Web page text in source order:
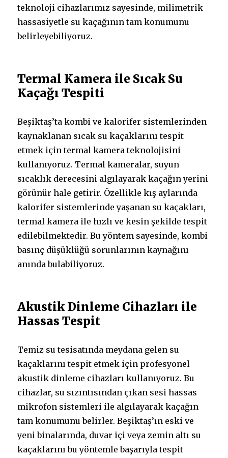
teknoloji cihazlarımız sayesinde, milimetrik
hassasiyetle su kaçağının tam konumunu
belirleyebiliyoruz.
Termal Kamera ile Sıcak Su
Kaçağı Tespiti
Beşiktaş’ta kombi ve kalorifer sistemlerinden
kaynaklanan sıcak su kaçaklarını tespit
etmek için termal kamera teknolojisini
kullanıyoruz. Termal kameralar, suyun
sıcaklık derecesini algılayarak kaçağın yerini
görünür hale getirir. Özellikle kış aylarında
kalorifer sistemlerinde yaşanan su kaçakları,
termal kamera ile hızlı ve kesin şekilde tespit
edilebilmektedir. Bu yöntem sayesinde, kombi
basınç düşüklüğü sorunlarının kaynağını
anında bulabiliyoruz.
Akustik Dinleme Cihazları ile
Hassas Tespit
Temiz su tesisatında meydana gelen su
kaçaklarını tespit etmek için profesyonel
akustik dinleme cihazları kullanıyoruz. Bu
cihazlar, su sızıntısından çıkan sesi hassas
mikrofon sistemleri ile algılayarak kaçağın
tam konumunu belirler. Beşiktaş’ın eski ve
yeni binalarında, duvar içi veya zemin altı su
kaçaklarını bu yöntemle başarıyla tespit